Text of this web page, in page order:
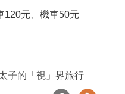
120元、機車50元
子的「視」界旅行